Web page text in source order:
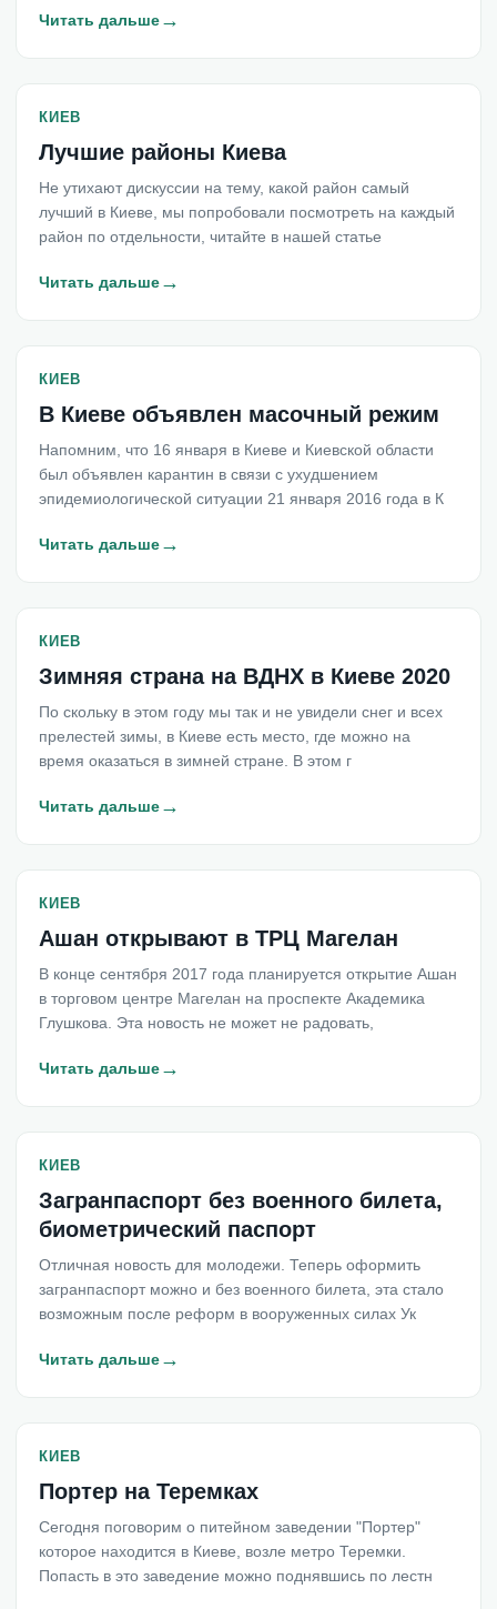
Читать дальше→
КИЕВ
Лучшие районы Киева
Не утихают дискуссии на тему, какой район самый
лучший в Киеве, мы попробовали посмотреть на каждый
район по отдельности, читайте в нашей статье
Читать дальше→
КИЕВ
В Киеве объявлен масочный режим
Напомним, что 16 января в Киеве и Киевской области
был объявлен карантин в связи с ухудшением
эпидемиологической ситуации 21 января 2016 года в К
Читать дальше→
КИЕВ
Зимняя страна на ВДНХ в Киеве 2020
По скольку в этом году мы так и не увидели снег и всех
прелестей зимы, в Киеве есть место, где можно на
время оказаться в зимней стране. В этом г
Читать дальше→
КИЕВ
Ашан открывают в ТРЦ Магелан
В конце сентября 2017 года планируется открытие Ашан
в торговом центре Магелан на проспекте Академика
Глушкова. Эта новость не может не радовать,
Читать дальше→
КИЕВ
Загранпаспорт без военного билета,
биометрический паспорт
Отличная новость для молодежи. Теперь оформить
загранпаспорт можно и без военного билета, эта стало
возможным после реформ в вооруженных силах Ук
Читать дальше→
КИЕВ
Портер на Теремках
Сегодня поговорим о питейном заведении "Портер"
которое находится в Киеве, возле метро Теремки.
Попасть в это заведение можно поднявшись по лестн